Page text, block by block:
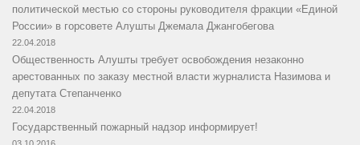
политической местью со стороны руководителя фракции «Единой
России» в горсовете Алушты Джемала Джангобегова
22.04.2018
Общественность Алушты требует освобождения незаконно
арестованных по заказу местной власти журналиста Назимова и
депутата Степанченко
22.04.2018
Государственный пожарный надзор информирует!